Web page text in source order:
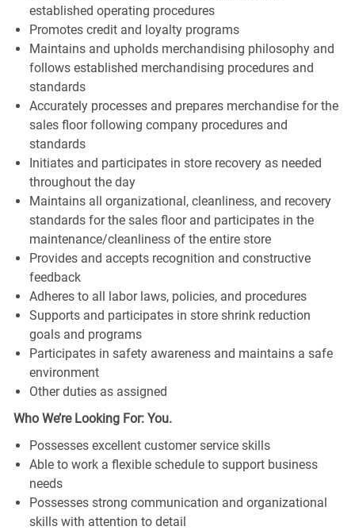
established operating procedures
Promotes credit and loyalty programs
Maintains and upholds merchandising philosophy and
follows established merchandising procedures and
standards
Accurately processes and prepares merchandise for the
sales floor following company procedures and
standards
Initiates and participates in store recovery as needed
throughout the day
Maintains all organizational, cleanliness, and recovery
standards for the sales floor and participates in the
maintenance/cleanliness of the entire store
Provides and accepts recognition and constructive
feedback
Adheres to all labor laws, policies, and procedures
Supports and participates in store shrink reduction
goals and programs
Participates in safety awareness and maintains a safe
environment
Other duties as assigned
Who We’re Looking For: You.
Possesses excellent customer service skills
Able to work a flexible schedule to support business
needs
Possesses strong communication and organizational
skills with attention to detail